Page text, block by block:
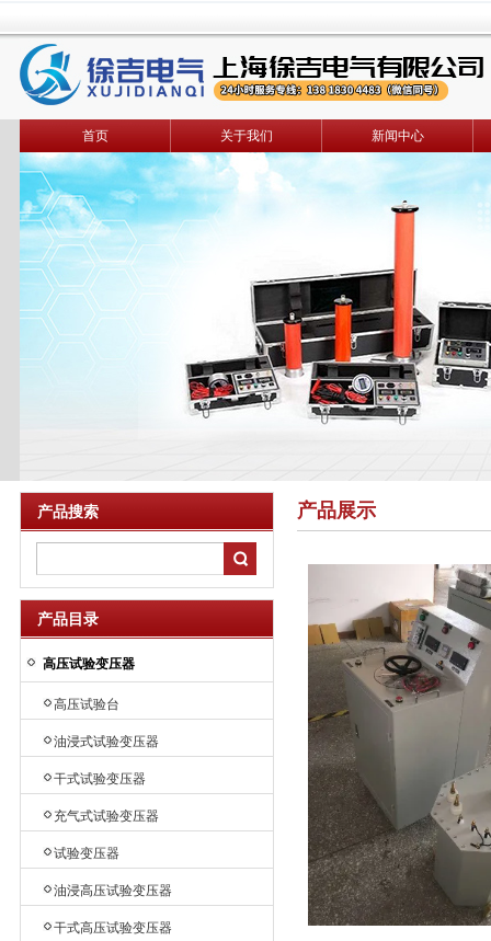
首页 关于我们 新闻中心
产品搜索
产品目录
高压试验变压器
高压试验台
油浸式试验变压器
干式试验变压器
充气式试验变压器
试验变压器
油浸高压试验变压器
干式高压试验变压器
产品展示